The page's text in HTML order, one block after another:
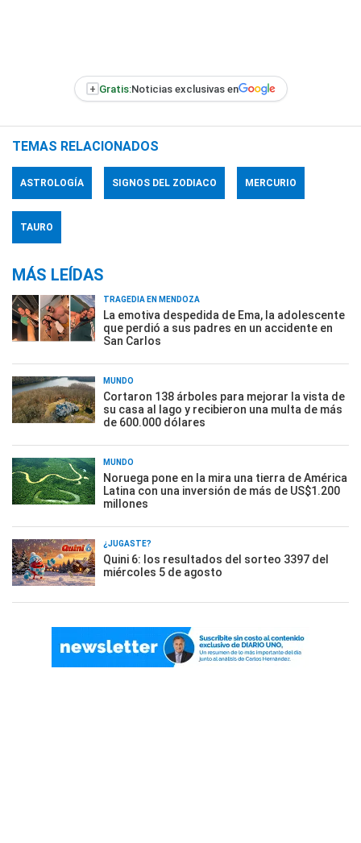
+ Gratis:Noticias exclusivas en
TEMAS RELACIONADOS
ASTROLOGÍA SIGNOS DEL ZODIACO MERCURIO
TAURO
MÁS LEÍDAS
TRAGEDIA EN MENDOZA
La emotiva despedida de Ema, la adolescente
que perdió a sus padres en un accidente en
San Carlos
MUNDO
Cortaron 138 árboles para mejorar la vista de
su casa al lago y recibieron una multa de más
de 600.000 dólares
MUNDO
Noruega pone en la mira una tierra de América
Latina con una inversión de más de US$1.200
millones
¿JUGASTE?
Quini 6: los resultados del sorteo 3397 del
miércoles 5 de agosto